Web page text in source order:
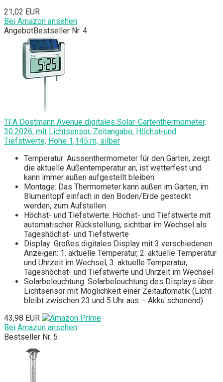
21,02 EUR
Bei Amazon ansehen
AngebotBestseller Nr. 4
TFA Dostmann Avenue digitales Solar-Gartenthermometer,
30.2026, mit Lichtsensor, Zeitangabe, Höchst-und
Tiefstwerte, Höhe 1,145 m, silber
Temperatur: Aussenthermometer für den Garten, zeigt
die aktuelle Außentemperatur an, ist wetterfest und
kann immer außen aufgestellt bleiben
Montage: Das Thermometer kann außen im Garten, im
Blumentopf einfach in den Boden/Erde gesteckt
werden, zum Aufstellen
Höchst- und Tiefstwerte: Höchst- und Tiefstwerte mit
automatischer Rückstellung, sichtbar im Wechsel als
Tageshöchst- und Tiefstwerte
Display: Großes digitales Display mit 3 verschiedenen
Anzeigen: 1. aktuelle Temperatur, 2. aktuelle Temperatur
und Uhrzeit im Wechsel, 3. aktuelle Temperatur,
Tageshöchst- und Tiefstwerte und Uhrzeit im Wechsel
Solarbeleuchtung: Solarbeleuchtung des Displays über
Lichtsensor mit Möglichkeit einer Zeitautomatik (Licht
bleibt zwischen 23 und 5 Uhr aus – Akku schonend)
43,98 EUR
Bei Amazon ansehen
Bestseller Nr. 5